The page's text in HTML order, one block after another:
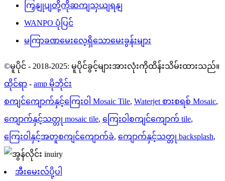
ကြှနျုပျတို့ကိုဆကျသှယျရနျ
WANPO ပုံပြင်
မကြာခဏမေးလေ့ရှိသောမေးခွန်းများ
©မူပိုင် - 2018-2025: မူပိုင်ခွင့်များအားလုံးကိုထိန်းသိမ်းထားသည်။
ထိုင်ရာ - amp မိုဘိုင်း
စကျင်ကျောက်နှင့်ကြေးဝါ Mosaic Tile, Waterjet စားစရစ် Mosaic,
ကျောက်နှင့်သတ္တု mosaic tile, ကြေးဝါစကျင်ကျောက် tile,
ကြေးဝါနှင့်အတူစကျင်ကျောက်ခဲ, ကျောက်နှင့်သတ္တု backsplash,
အီးမေးလ်ပို့ပါ